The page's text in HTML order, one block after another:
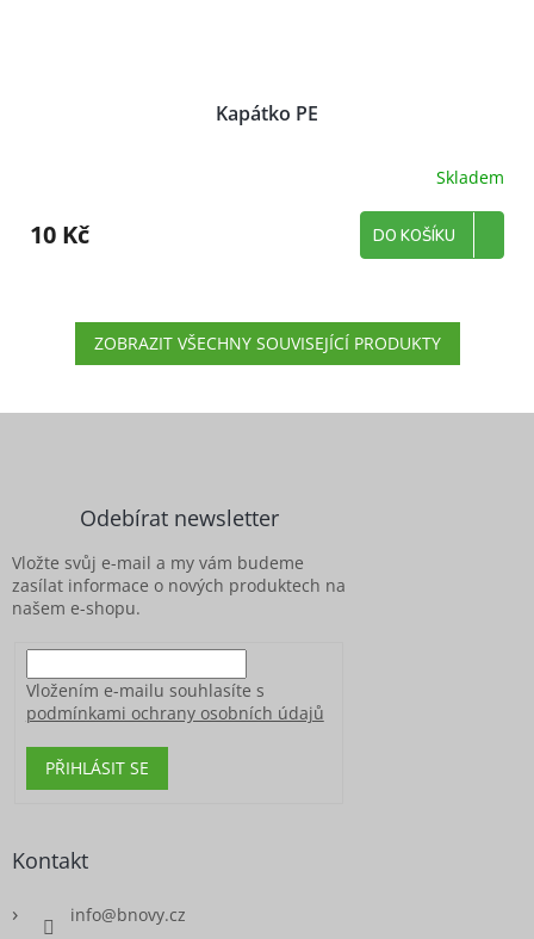
Kapátko PE
Skladem
10 Kč DO KOŠÍKU
ZOBRAZIT VŠECHNY SOUVISEJÍCÍ PRODUKTY
Odebírat newsletter
Vložte svůj e-mail a my vám budeme
zasílat informace o nových produktech na
našem e-shopu.
Vložením e-mailu souhlasíte s
podmínkami ochrany osobních údajů
PŘIHLÁSIT SE
Kontakt
info@bnovy.cz